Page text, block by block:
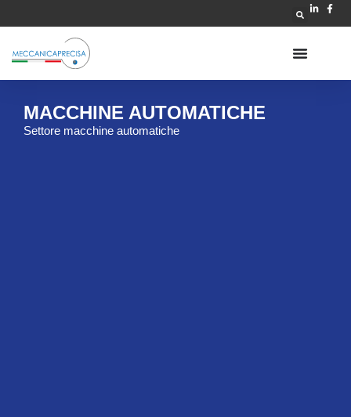
MACCHINE AUTOMATICHE
Settore macchine automatiche